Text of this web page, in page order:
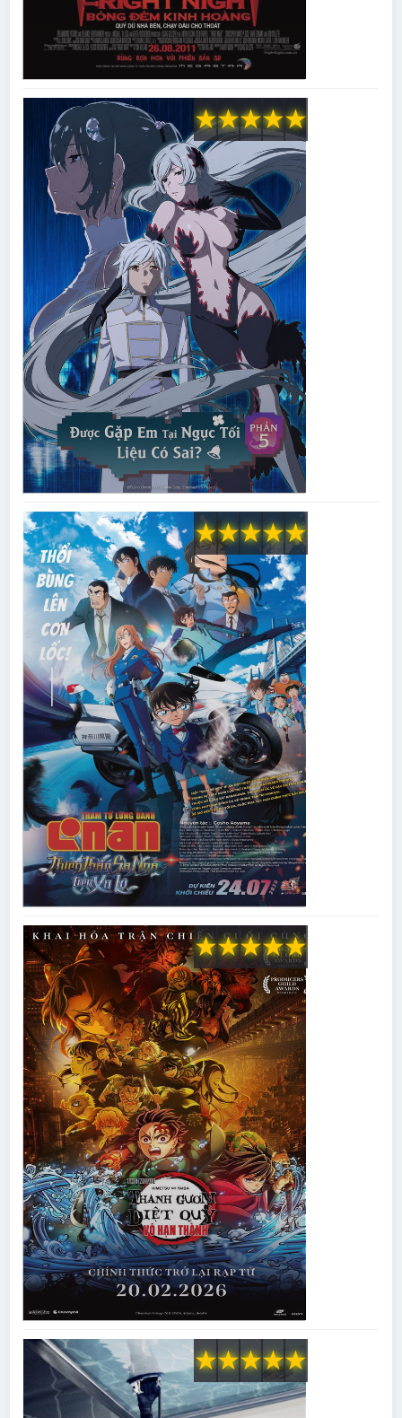
★
★
★
★
★
★
★
★
★
★
★
★
★
★
★
★
★
★
★
★